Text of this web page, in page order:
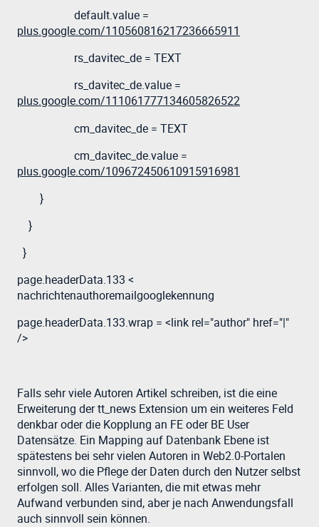
default.value =
plus.google.com/110560816217236665911
rs_davitec_de = TEXT
rs_davitec_de.value =
plus.google.com/111061777134605826522
cm_davitec_de = TEXT
cm_davitec_de.value =
plus.google.com/109672450610915916981
}
}
}
page.headerData.133 <
nachrichtenauthoremailgooglekennung
page.headerData.133.wrap = <link rel="author" href="|"
/>
Falls sehr viele Autoren Artikel schreiben, ist die eine
Erweiterung der tt_news Extension um ein weiteres Feld
denkbar oder die Kopplung an FE oder BE User
Datensätze. Ein Mapping auf Datenbank Ebene ist
spätestens bei sehr vielen Autoren in Web2.0-Portalen
sinnvoll, wo die Pflege der Daten durch den Nutzer selbst
erfolgen soll. Alles Varianten, die mit etwas mehr
Aufwand verbunden sind, aber je nach Anwendungsfall
auch sinnvoll sein können.